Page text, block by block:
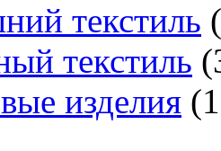
текстиль
текстиль
изделия